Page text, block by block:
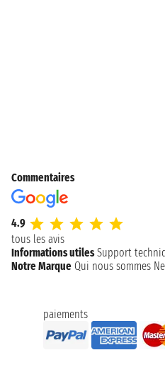
Commentaires
4.9
tous les avis
Informations utiles Support
Notre Marque Qui nous sommes
paiements